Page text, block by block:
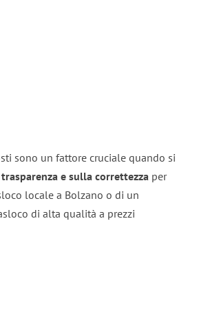
sono un fattore cruciale quando si
trasparenza e sulla correttezza per
locale a Bolzano o di un
di alta qualità a prezzi